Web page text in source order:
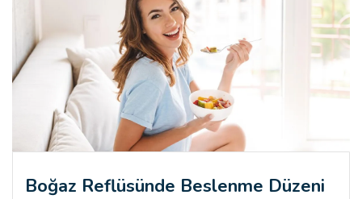
Boğaz Reflüsünde Beslenme Düzeni